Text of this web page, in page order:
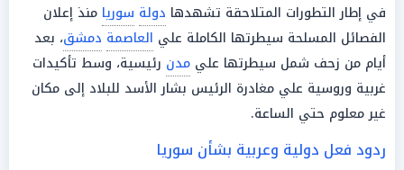
في إطار التطورات المتلاحقة تشهدها دولة سوريا منذ إعلان
الفصائل المسلحة سيطرتها الكاملة علي العاصمة دمشق، بعد
أيام من زحف شمل سيطرتها علي مدن رئيسية، وسط تأكيدات
غربية وروسية علي مغادرة الرئيس بشار الأسد للبلاد إلى مكان
غير معلوم حتي الساعة.
ردود فعل دولية وعربية بشأن سوريا